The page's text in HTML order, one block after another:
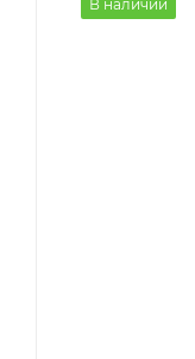
В наличии